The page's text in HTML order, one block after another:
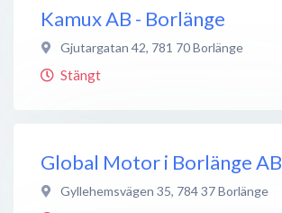
Kamux AB - Borlänge
Gjutargatan 42, 781 70Borlänge
Stängt
Global Motor i Borlänge AB
Gyllehemsvägen 35, 784 37Borlänge